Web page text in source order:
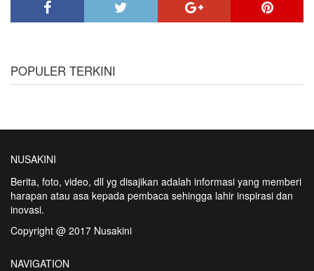
POPULER TERKINI
NUSAKINI
Berita, foto, video, dll yg disajikan adalah informasi yang memberi
harapan atau asa kepada pembaca sehingga lahir inspirasi dan
inovasi.
Copyright @ 2017 Nusakini
NAVIGATION